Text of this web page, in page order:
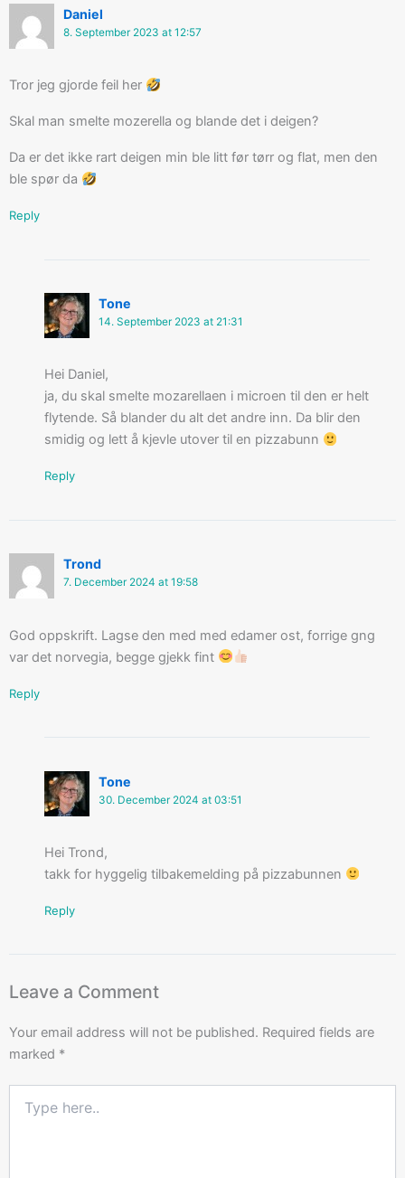
Daniel
8. September 2023 at 12:57
Tror jeg gjorde feil her
Skal man smelte mozerella og blande det i deigen?
Da er det ikke rart deigen min ble litt før tørr og flat, men den
ble spør da
Reply
Tone
14. September 2023 at 21:31
Hei Daniel,
ja, du skal smelte mozarellaen i microen til den er helt
flytende. Så blander du alt det andre inn. Da blir den
smidig og lett å kjevle utover til en pizzabunn
Reply
Trond
7. December 2024 at 19:58
God oppskrift. Lagse den med med edamer ost, forrige gng
var det norvegia, begge gjekk fint
Reply
Tone
30. December 2024 at 03:51
Hei Trond,
takk for hyggelig tilbakemelding på pizzabunnen
Reply
Leave a Comment
Your email address will not be published. Required fields are
marked *
here..